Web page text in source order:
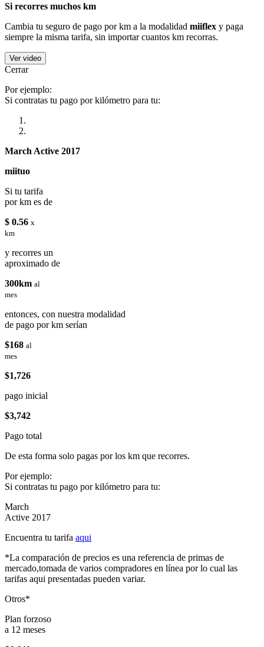
Si recorres muchos km
Cambia tu seguro de pago por km a la modalidad miiflex y paga
siempre la misma tarifa, sin importar cuantos km recorras.
Ver video
Cerrar
Por ejemplo:
Si contratas tu pago por kilómetro para tu:
March Active 2017
miituo
Si tu tarifa
por km es de
$ 0.56 x
km
y recorres un
aproximado de
300km al
mes
entonces, con nuestra modalidad
de pago por km serían
$168 al
mes
$1,726
pago inicial
$3,742
Pago total
De esta forma solo pagas por los km que recorres.
Por ejemplo:
Si contratas tu pago por kilómetro para tu:
March
Active 2017
Encuentra tu tarifa aqui
*La comparación de precios es una referencia de primas de
mercado,tomada de varios compradores en línea por lo cual las
tarifas aqui presentadas pueden variar.
Otros*
Plan forzoso
a 12 meses